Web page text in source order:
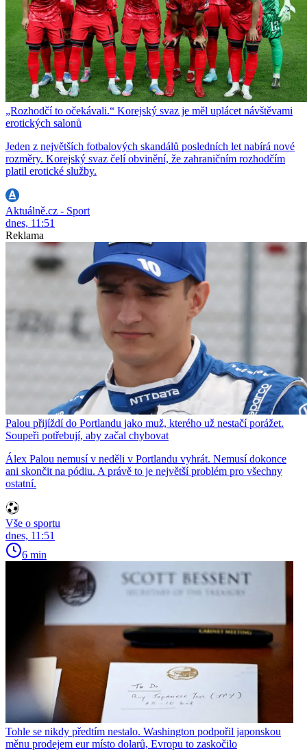
„Rozhodčí to očekávali.“ Korejský svaz je měl uplácet návštěvami
erotických salonů
Jeden z největších fotbalových skandálů posledních let nabírá nové
rozměry. Korejský svaz čelí obvinění, že zahraničním rozhodčím
platil erotické služby.
Aktuálně.cz - Sport
dnes, 11:51
Reklama
Palou přijíždí do Portlandu jako muž, kterého už nestačí porážet.
Soupeři potřebují, aby začal chybovat
Álex Palou nemusí v neděli v Portlandu vyhrát. Nemusí dokonce
ani skončit na pódiu. A právě to je největší problém pro všechny
ostatní.
Vše o sportu
dnes, 11:51
6 min
Tohle se nikdy předtím nestalo. Washington podpořil japonskou
měnu prodejem eur místo dolarů, Evropu to zaskočilo